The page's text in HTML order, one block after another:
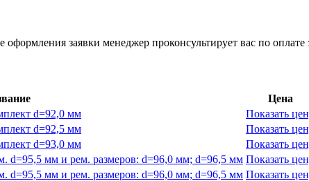
заявки менеджер проконсультирует вас по оплате
Цена
d=92,0 мм
Показать
d=92,5 мм
Показать
d=93,0 мм
Показать
d=95,5 мм и рем. размеров: d=96,0 мм; d=96,5 мм Показать
d=95,5 мм и рем. размеров: d=96,0 мм; d=96,5 мм Показать